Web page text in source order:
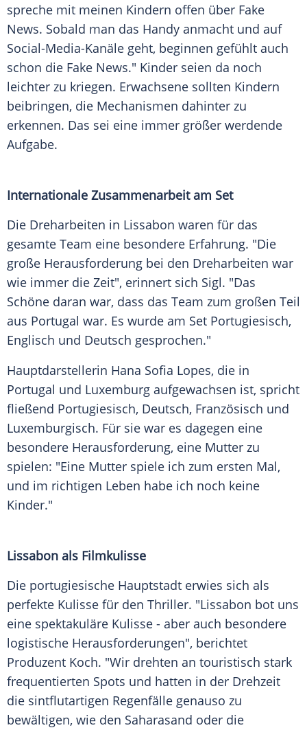
spreche mit meinen Kindern offen über Fake
News. Sobald man das Handy anmacht und auf
Social-Media-Kanäle geht, beginnen gefühlt auch
schon die Fake News." Kinder seien da noch
leichter zu kriegen. Erwachsene sollten Kindern
beibringen, die Mechanismen dahinter zu
erkennen. Das sei eine immer größer werdende
Aufgabe.
Internationale Zusammenarbeit am Set
Die Dreharbeiten in Lissabon waren für das
gesamte Team eine besondere Erfahrung. "Die
große Herausforderung bei den Dreharbeiten war
wie immer die Zeit", erinnert sich Sigl. "Das
Schöne daran war, dass das Team zum großen Teil
aus Portugal war. Es wurde am Set Portugiesisch,
Englisch und Deutsch gesprochen."
Hauptdarstellerin Hana Sofia Lopes, die in
Portugal und Luxemburg aufgewachsen ist, spricht
fließend Portugiesisch, Deutsch, Französisch und
Luxemburgisch. Für sie war es dagegen eine
besondere Herausforderung, eine Mutter zu
spielen: "Eine Mutter spiele ich zum ersten Mal,
und im richtigen Leben habe ich noch keine
Kinder."
Lissabon als Filmkulisse
Die portugiesische Hauptstadt erwies sich als
perfekte Kulisse für den Thriller. "Lissabon bot uns
eine spektakuläre Kulisse - aber auch besondere
logistische Herausforderungen", berichtet
Produzent Koch. "Wir drehten an touristisch stark
frequentierten Spots und hatten in der Drehzeit
die sintflutartigen Regenfälle genauso zu
bewältigen, wie den Saharasand oder die